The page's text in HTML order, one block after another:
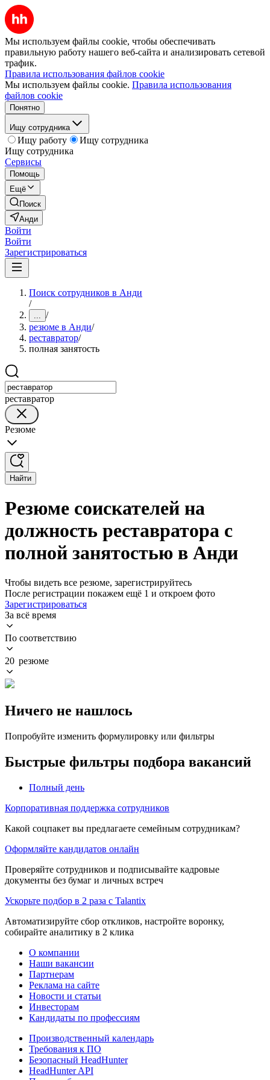
Мы используем файлы cookie, чтобы обеспечивать
правильную работу нашего веб-сайта и анализировать сетевой
трафик.
Правила использования файлов cookie
Мы используем файлы cookie. Правила использования
файлов cookie
Понятно
Ищу сотрудника
Ищу работу
Ищу сотрудника
Ищу сотрудника
Сервисы
Помощь
Ещё
Поиск
Анди
Войти
Войти
Зарегистрироваться
Поиск сотрудников в Анди
/
... /
резюме в Анди/
реставратор/
полная занятость
реставратор
Резюме
Найти
Резюме соискателей на
должность реставратора с
полной занятостью в Анди
Чтобы видеть все резюме, зарегистрируйтесь
После регистрации покажем ещё 1 и откроем фото
Зарегистрироваться
За всё время
По соответствию
20 резюме
Ничего не нашлось
Попробуйте изменить формулировку или фильтры
Быстрые фильтры подбора вакансий
Полный день
Корпоративная поддержка сотрудников
Какой соцпакет вы предлагаете семейным сотрудникам?
Оформляйте кандидатов онлайн
Проверяйте сотрудников и подписывайте кадровые
документы без бумаг и личных встреч
Ускорьте подбор в 2 раза с Talantix
Автоматизируйте сбор откликов, настройте воронку,
собирайте аналитику в 2 клика
О компании
Наши вакансии
Партнерам
Реклама на сайте
Новости и статьи
Инвесторам
Кандидаты по профессиям
Производственный календарь
Требования к ПО
Безопасный HeadHunter
HeadHunter API